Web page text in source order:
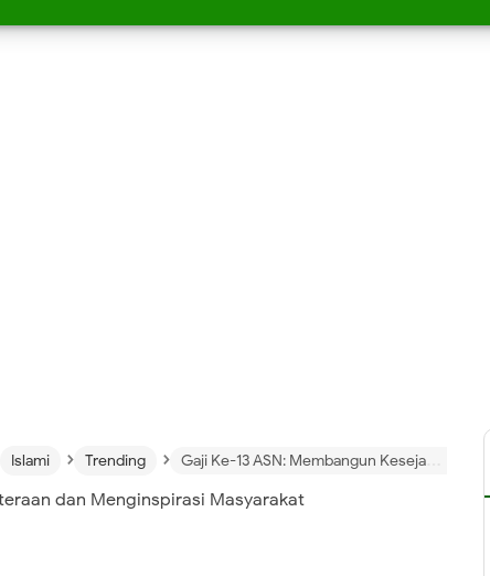
Islami › Trending › Gaji Ke-13 ASN: Membangun Kesejahteraan dan Menginspirasi Masyarakat